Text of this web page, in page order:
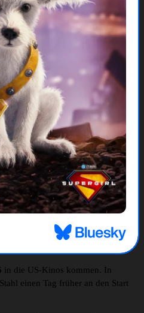
in die US-Kinos kommen. In
einen Tag früher an den Start